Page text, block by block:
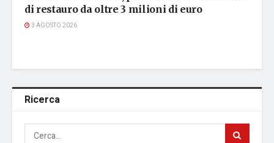
di restauro da oltre 3 milioni di euro
3 AGOSTO 2026
Ricerca